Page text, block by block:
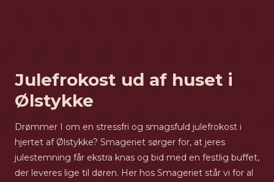
Julefrokost ud af huset i
Ølstykke
Drømmer I om en stressfri og smagsfuld julefrokost i
hjertet af Ølstykke? Smageriet sørger for, at jeres
julestemning får ekstra knas og bid med en festlig buffet,
der leveres lige til døren. Her hos Smageriet står vi for al